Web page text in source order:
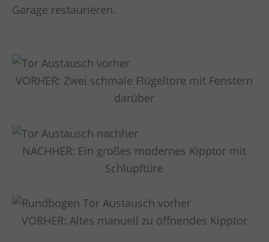
Garage restaurieren.
VORHER: Zwei schmale Flügeltore mit Fenstern
darüber
NACHHER: Ein großes modernes Kipptor mit
Schlupftüre
VORHER: Altes manuell zu öffnendes Kipptor